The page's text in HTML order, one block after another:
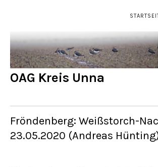
OAG Kreis Unna
Fröndenberg: Weißstorch-
23.05.2020 (Andreas